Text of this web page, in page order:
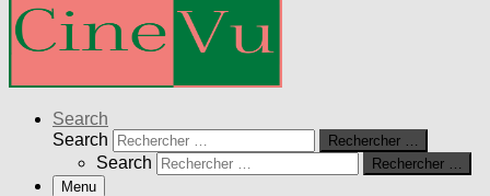
Search
Search
Rechercher …
Search
Rechercher …
Menu